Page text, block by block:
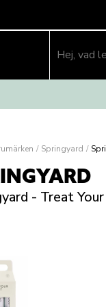
/ Springyard /
- Treat